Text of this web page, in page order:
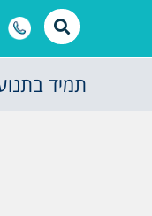
תמיד